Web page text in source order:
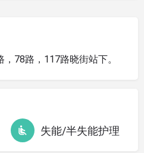
78路，117路晓街站下。
失能/半失能护理